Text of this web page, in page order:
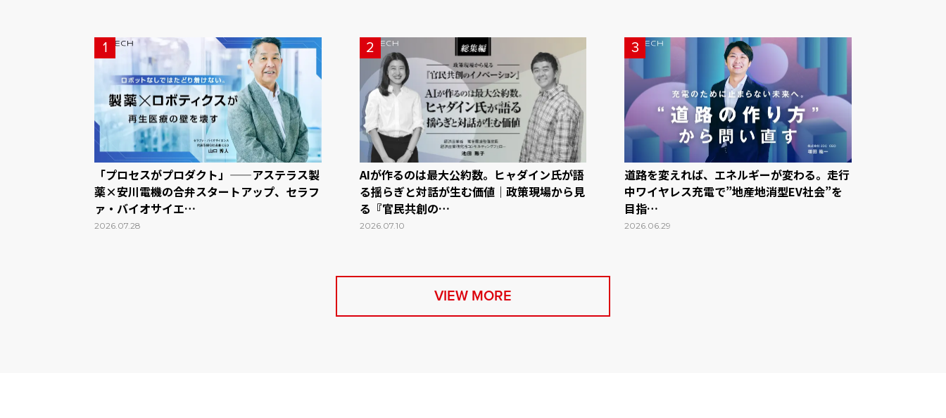
1
「プロセスがプロダクト」——アステラス製
薬×安川電機の合弁スタートアップ、セラフ
ァ・バイオサイエ…
2026.07.28
2
AIが作るのは最大公約数。ヒャダイン氏が語
る揺らぎと対話が生む価値｜政策現場から見
る『官民共創の…
2026.07.10
3
道路を変えれば、エネルギーが変わる。走行
中ワイヤレス充電で”地産地消型EV社会”を
目指…
2026.06.29
VIEW MORE